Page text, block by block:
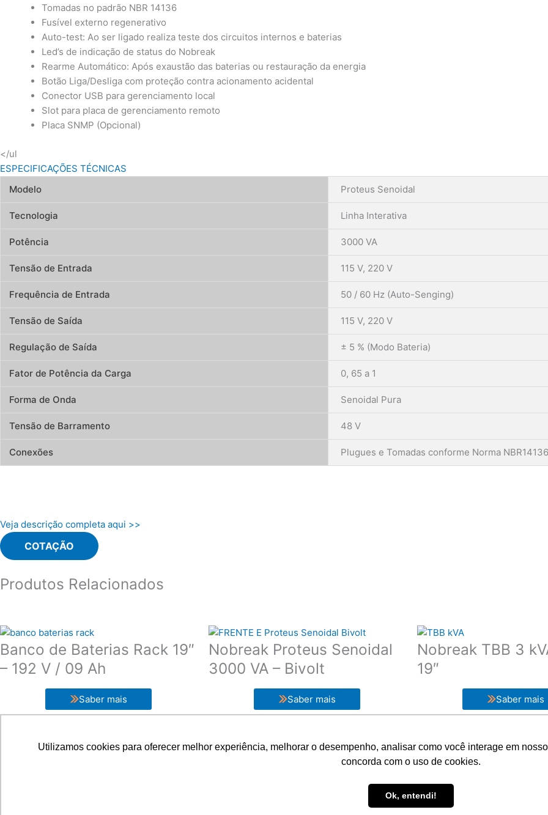
Utilizamos cookies para oferecer melhor experiência, melhorar o desempenho, analisar como você interage em
concorda com o uso de cookies.
Ok, entendi!
Tomadas no padrão NBR 14136
Fusível externo regenerativo
Auto-test: Ao ser ligado realiza teste dos circuitos internos e baterias
Led’s de indicação de status do Nobreak
Rearme Automático: Após exaustão das baterias ou restauração da energia
Botão Liga/Desliga com proteção contra acionamento acidental
Conector USB para gerenciamento local
Slot para placa de gerenciamento remoto
Placa SNMP (Opcional)
</ul
ESPECIFICAÇÕES TÉCNICAS
Modelo
Proteus Senoidal
Tecnologia Linha Interativa
Potência 3000 VA
Tensão de Entrada 115 V, 220 V
Frequência de Entrada 50 / 60 Hz (Auto-Senging)
Tensão de Saída 115 V, 220 V
Regulação de Saída ± 5 % (Modo Bateria)
Fator de Potência da Carga 0, 65 a 1
Forma de Onda Senoidal Pura
Tensão de Barramento 48 V
Conexões Plugues e Tomadas conforme Norma
Veja descrição completa aqui >>
COTAÇÃO
Produtos Relacionados
Banco de Baterias Rack 19″
– 192 V / 09 Ah
Saber mais
Nobreak Proteus Senoidal
3000 VA – Bivolt
Saber mais
Nobreak TBB 3
19″
Saber mais